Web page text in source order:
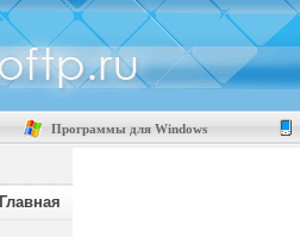
Программы для Windows
Главная